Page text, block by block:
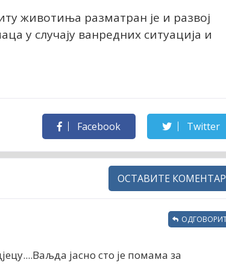
животиња разматран је и развој
у случају ванредних ситуација и
Facebook Twitter
ОСТАВИТЕ КОМЕНТАР
јасно сто је помама за